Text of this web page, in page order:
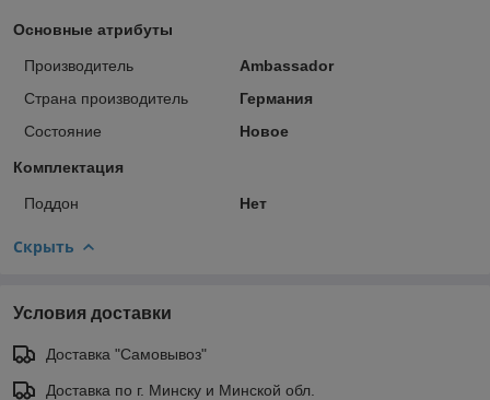
Основные атрибуты
Производитель
Ambassador
Страна производитель
Германия
Состояние
Новое
Комплектация
Поддон Нет
Скрыть
Условия доставки
Доставка "Самовывоз"
Доставка по г. Минску и Минской обл.